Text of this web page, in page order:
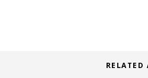
RELATED